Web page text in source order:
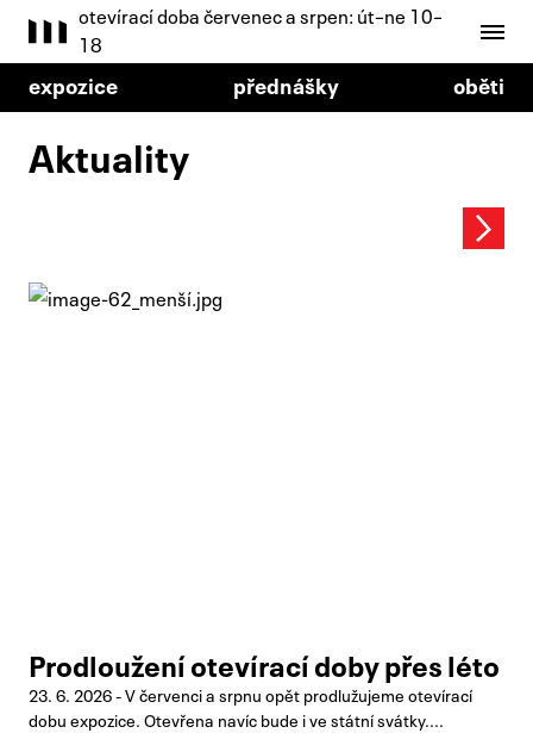
otevírací doba červenec a srpen: út–ne 10–
18
expozice přednášky oběti
Aktuality
Next
Prodloužení otevírací doby přes léto
23. 6. 2026 - V červenci a srpnu opět prodlužujeme otevírací
dobu expozice. Otevřena navíc bude i ve státní svátky....